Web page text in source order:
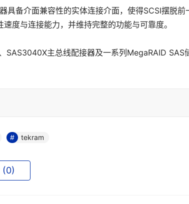
具备介面兼容性的实体连接介面，使得SCSI摆脱前
度与连接能力，并维持完整的功能与可靠度。
SAS3040X主总线配接器及一系列MegaRAID SAS
tekram
0)